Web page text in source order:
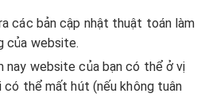
các bản cập nhật thuật toán làm
của website.
nay website của bạn có thể ở vị
có thể mất hút (nếu không tuân